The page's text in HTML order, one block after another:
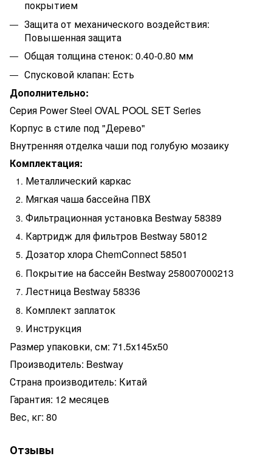
покрытием
Защита от механического воздействия:
Повышенная защита
Общая толщина стенок: 0.40-0.80 мм
Спусковой клапан: Есть
Дополнительно:
Серия Power Steel OVAL POOL SET Series
Корпус в стиле под "Дерево"
Внутренняя отделка чаши под голубую мозаику
Комплектация:
Металлический каркас
Мягкая чаша бассейна ПВХ
Фильтрационная установка Bestway 58389
Картридж для фильтров Bestway 58012
Дозатор хлора ChemConnect 58501
Покрытие на бассейн Bestway 258007000213
Лестница Bestway 58336
Комплект заплаток
Инструкция
Размер упаковки, см: 71.5х145х50
Производитель: Bestway
Страна производитель: Китай
Гарантия: 12 месяцев
Вес, кг: 80
Отзывы